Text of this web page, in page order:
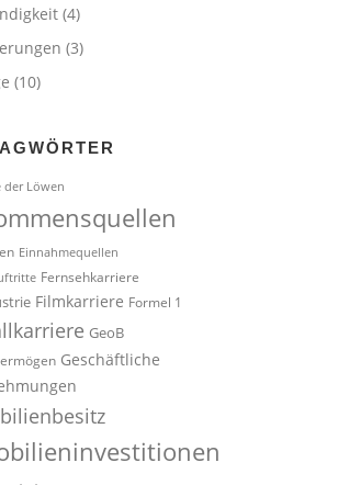
(4)
(3)
(10)
der Löwen
Einnahmequellen
Fernsehkarriere
Filmkarriere Formel 1
GeoB
Geschäftliche